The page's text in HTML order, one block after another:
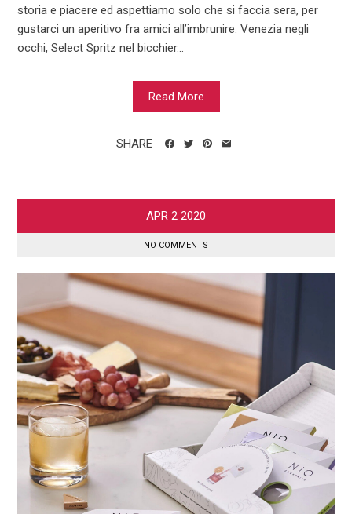
storia e piacere ed aspettiamo solo che si faccia sera, per
gustarci un aperitivo fra amici all’imbrunire. Venezia negli
occhi, Select Spritz nel bicchier...
Read More
SHARE
APR 2 2020
NO COMMENTS